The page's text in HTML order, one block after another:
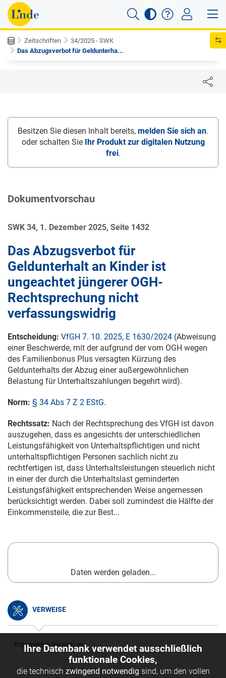
Zeitschriften
34/2025 - SWK
Das Abzugsverbot für Geldunterha...
Besitzen Sie diesen Inhalt bereits, melden Sie sich an.
oder schalten Sie Ihr Produkt zur digitalen Nutzung
frei.
Dokumentvorschau
SWK 34, 1. Dezember 2025, Seite 1432
Das Abzugsverbot für
Geldunterhalt an Kinder ist
ungeachtet jüngerer OGH-
Rechtsprechung nicht
verfassungswidrig
Entscheidung: VfGH 7. 10. 2025, E 1630/2024 (Abweisung
einer Beschwerde, mit der aufgrund der vom OGH wegen
des Familienbonus Plus versagten Kürzung des
Geldunterhalts der Abzug einer außergewöhnlichen
Belastung für Unterhaltszahlungen begehrt wird).
Norm: § 34 Abs 7 Z 2 EStG.
Rechtssatz: Nach der Rechtsprechung des VfGH ist davon
auszugehen, dass es angesichts der unterschiedlichen
Leistungsfähigkeit von Unterhaltspflichtigen und nicht
unterhaltspflichtigen Personen sachlich nicht zu
rechtfertigen ist, dass Unterhaltsleistungen steuerlich nicht
in einer der durch die Unterhaltslast geminderten
Leistungsfähigkeit entsprechenden Weise angemessen
berücksichtigt werden. Dabei soll zumindest die Hälfte der
Einkommensteile, die zur Best...
Daten werden geladen...
VERWEISE
Bitte melden Sie sich an.
Ihre Datenbank verwendet ausschließlich
funktionale Cookies,
die technisch zwingend notwendig sind, um den vollen